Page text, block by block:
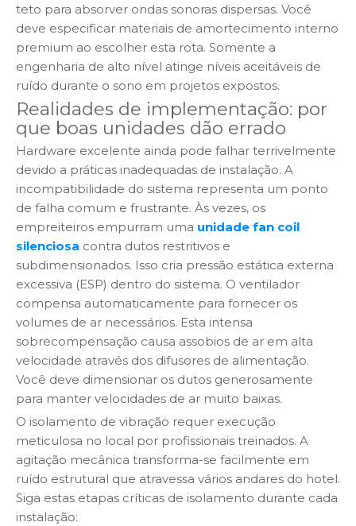
teto para absorver ondas sonoras dispersas. Você
deve especificar materiais de amortecimento interno
premium ao escolher esta rota. Somente a
engenharia de alto nível atinge níveis aceitáveis ​​de
ruído durante o sono em projetos expostos.
Realidades de implementação: por
que boas unidades dão errado
Hardware excelente ainda pode falhar terrivelmente
devido a práticas inadequadas de instalação. A
incompatibilidade do sistema representa um ponto
de falha comum e frustrante. Às vezes, os
empreiteiros empurram uma unidade fan coil
silenciosa contra dutos restritivos e
subdimensionados. Isso cria pressão estática externa
excessiva (ESP) dentro do sistema. O ventilador
compensa automaticamente para fornecer os
volumes de ar necessários. Esta intensa
sobrecompensação causa assobios de ar em alta
velocidade através dos difusores de alimentação.
Você deve dimensionar os dutos generosamente
para manter velocidades de ar muito baixas.
O isolamento de vibração requer execução
meticulosa no local por profissionais treinados. A
agitação mecânica transforma-se facilmente em
ruído estrutural que atravessa vários andares do hotel.
Siga estas etapas críticas de isolamento durante cada
instalação: